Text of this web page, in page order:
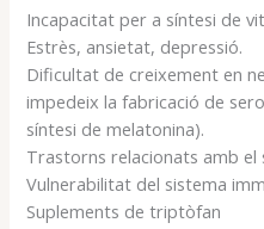
Incapacitat per a síntesi de
Estrès, ansietat, depressió.
Dificultat de creixement en
impedeix la fabricació de
síntesi de melatonina).
Trastorns relacionats amb el
Vulnerabilitat del sistema
Suplements de triptòfan